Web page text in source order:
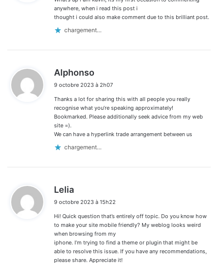
:
anywhere, when i read this post i
thought i could also make comment due to this brilliant post.
chargement…
Alphonso
t
:
9 octobre 2023 à 2h07
Thanks a lot for sharing this with all people you really
recognise what you’re speaking approximately!
Bookmarked. Please additionally seek advice from my web
site =).
We can have a hyperlink trade arrangement between us
chargement…
Lelia
t
:
9 octobre 2023 à 15h22
Hi! Quick question that’s entirely off topic. Do you know how
to make your site mobile friendly? My weblog looks weird
when browsing from my
iphone. I’m trying to find a theme or plugin that might be
able to resolve this issue. If you have any recommendations,
please share. Appreciate it!